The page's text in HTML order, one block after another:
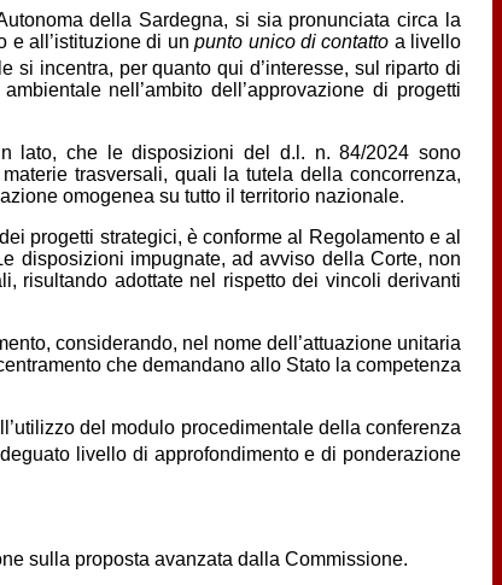
della Sardegna, si sia pronunciata circa la
e all’istituzione di unpunto unico di contatto a livello
si incentra, per quanto qui d’interesse, sul riparto di
nell’ambito dell’approvazione di progetti
lato, che le disposizioni del d.l. n. 84/2024 sono
trasversali, quali la tutela della concorrenza,
omogenea su tutto il territorio nazionale.
progetti strategici, è conforme al Regolamento e al
disposizioni impugnate, ad avviso della Corte, non
risultando adottate nel rispetto dei vincoli derivanti
considerando, nel nome dell’attuazione unitaria
che demandano allo Stato la competenza
del modulo procedimentale della conferenza
livello di approfondimento e di ponderazione
sulla proposta avanzata dalla Commissione.